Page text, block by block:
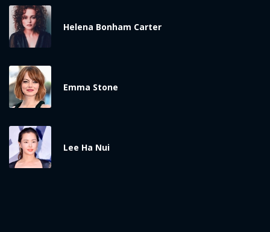
Helena Bonham Carter
Emma Stone
Lee Ha Nui